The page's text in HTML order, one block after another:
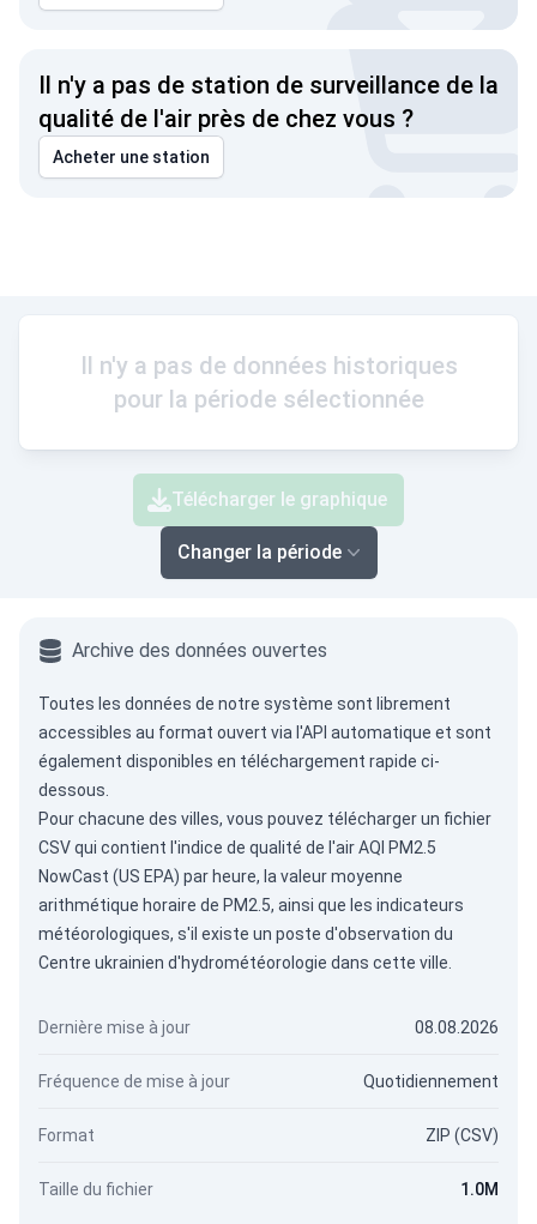
Il n'y a pas de station de surveillance de la
qualité de l'air près de chez vous ?
Acheter une station
Il n'y a pas de données historiques
pour la période sélectionnée
Télécharger le graphique
Changer la période
Archive des données ouvertes
Toutes les données de notre système sont librement
accessibles au format ouvert via l'API automatique et sont
également disponibles en téléchargement rapide ci-
dessous.
Pour chacune des villes, vous pouvez télécharger un fichier
CSV qui contient l'indice de qualité de l'air AQI PM2.5
NowCast (US EPA) par heure, la valeur moyenne
arithmétique horaire de PM2.5, ainsi que les indicateurs
météorologiques, s'il existe un poste d'observation du
Centre ukrainien d'hydrométéorologie dans cette ville.
Dernière mise à jour 08.08.2026
Fréquence de mise à jour Quotidiennement
Format ZIP (CSV)
Taille du fichier 1.0M